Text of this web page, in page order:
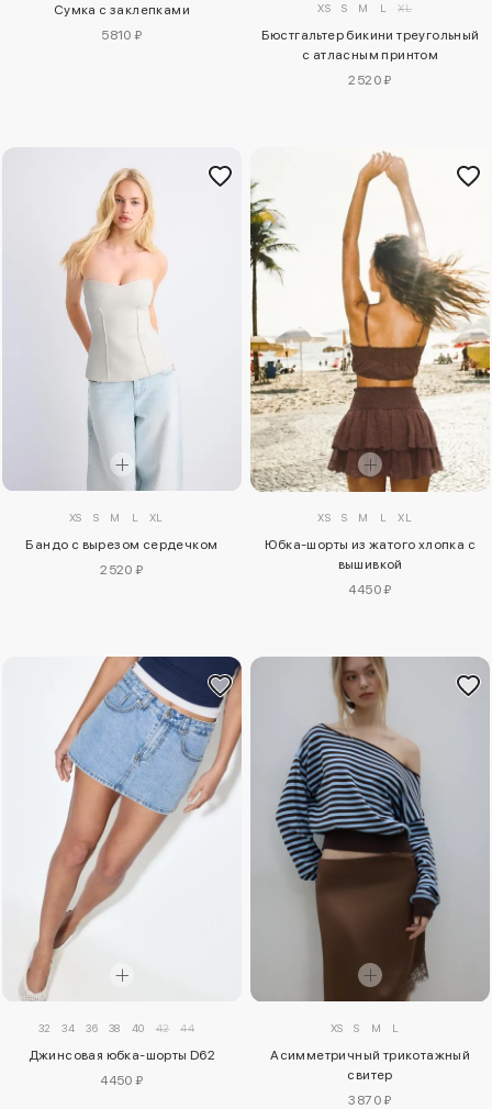
Сумка с заклепками
5810 ₽
XS S M L XL
Бюстгальтер бикини треугольный
с атласным принтом
2520 ₽
XS S M L XL
Бандо с вырезом сердечком
2520 ₽
XS S M L XL
Юбка-шорты из жатого хлопка с
вышивкой
4450 ₽
32 34 36 38 40 42 44
Джинсовая юбка-шорты D62
4450 ₽
XS S M L
Асимметричный трикотажный
свитер
3870 ₽